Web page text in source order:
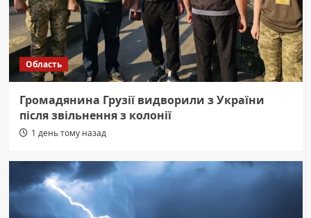
Область
Громадянина Грузії видворили з України
після звільнення з колонії
1 день тому назад